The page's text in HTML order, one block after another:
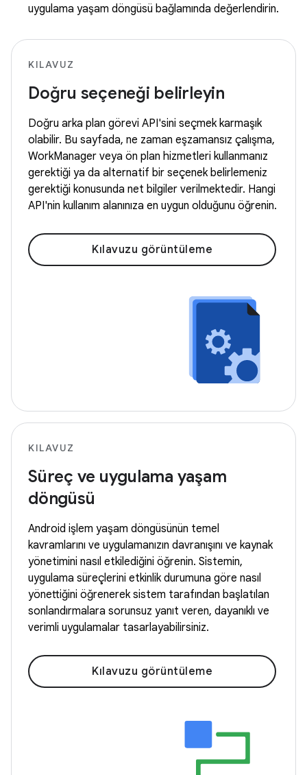
uygulama yaşam döngüsü bağlamında değerlendirin.
KILAVUZ
Doğru seçeneği belirleyin
Doğru arka plan görevi API'sini seçmek karmaşık
olabilir. Bu sayfada, ne zaman eşzamansız çalışma,
WorkManager veya ön plan hizmetleri kullanmanız
gerektiği ya da alternatif bir seçenek belirlemeniz
gerektiği konusunda net bilgiler verilmektedir. Hangi
API'nin kullanım alanınıza en uygun olduğunu öğrenin.
Kılavuzu görüntüleme
KILAVUZ
Süreç ve uygulama yaşam
döngüsü
Android işlem yaşam döngüsünün temel
kavramlarını ve uygulamanızın davranışını ve kaynak
yönetimini nasıl etkilediğini öğrenin. Sistemin,
uygulama süreçlerini etkinlik durumuna göre nasıl
yönettiğini öğrenerek sistem tarafından başlatılan
sonlandırmalara sorunsuz yanıt veren, dayanıklı ve
verimli uygulamalar tasarlayabilirsiniz.
Kılavuzu görüntüleme